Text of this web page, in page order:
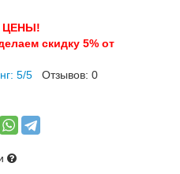
ЦЕНЫ!
скидку 5% от
5/5 Отзывов: 0